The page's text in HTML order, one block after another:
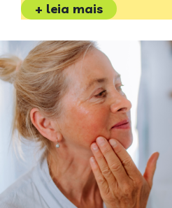
+ leia mais